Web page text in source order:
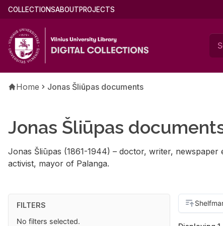
Skip
main
content
Main
(english)
COLLECTIONSABOUTPROJECTS
Breadcrumb
Home Jonas Šliūpas documents
Jonas Šliūpas
Jonas Šliūpas (1861-1944) – doctor, writer, newspaper
activist, mayor of Palanga.
FILTERS
No filters selected.